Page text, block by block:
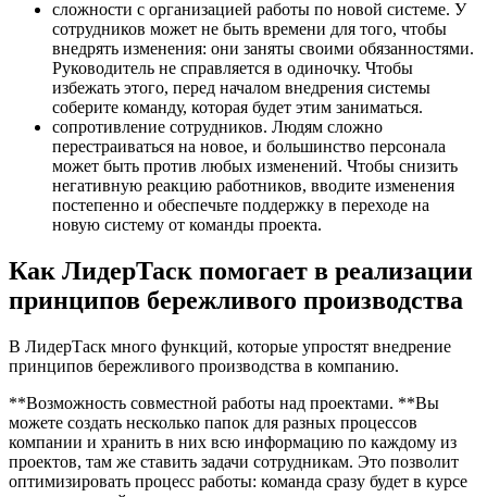
сложности с организацией работы по новой системе. У
сотрудников может не быть времени для того, чтобы
внедрять изменения: они заняты своими обязанностями.
Руководитель не справляется в одиночку. Чтобы
избежать этого, перед началом внедрения системы
соберите команду, которая будет этим заниматься.
сопротивление сотрудников. Людям сложно
перестраиваться на новое, и большинство персонала
может быть против любых изменений. Чтобы снизить
негативную реакцию работников, вводите изменения
постепенно и обеспечьте поддержку в переходе на
новую систему от команды проекта.
Как ЛидерТаск помогает в реализации
принципов бережливого производства
В ЛидерТаск много функций, которые упростят внедрение
принципов бережливого производства в компанию.
**Возможность совместной работы над проектами. **Вы
можете создать несколько папок для разных процессов
компании и хранить в них всю информацию по каждому из
проектов, там же ставить задачи сотрудникам. Это позволит
оптимизировать процесс работы: команда сразу будет в курсе